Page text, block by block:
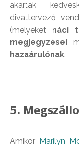
akartak
divattervező
(melyeket náci
megjegyzései
hazaárulónak.
5.
Amikor Marilyn